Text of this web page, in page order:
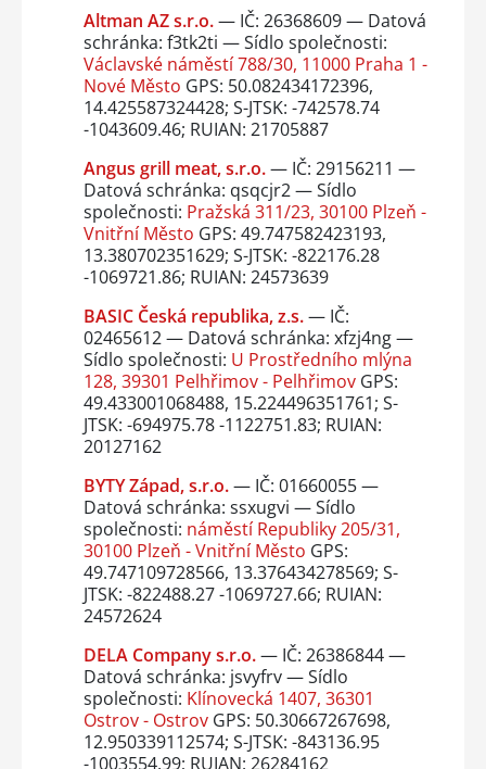
Altman AZ s.r.o.— IČ: 26368609 — Datová
schránka: f3tk2ti — Sídlo společnosti:
Václavské náměstí 788/30, 11000 Praha 1 -
Nové Město GPS: 50.082434172396,
14.425587324428; S-JTSK: -742578.74
-1043609.46; RUIAN: 21705887
Angus grill meat, s.r.o.— IČ: 29156211 —
Datová schránka: qsqcjr2 — Sídlo
společnosti: Pražská 311/23, 30100 Plzeň -
Vnitřní Město GPS: 49.747582423193,
13.380702351629; S-JTSK: -822176.28
-1069721.86; RUIAN: 24573639
BASIC Česká republika, z.s.— IČ:
02465612 — Datová schránka: xfzj4ng —
Sídlo společnosti: U Prostředního mlýna
128, 39301 Pelhřimov - PelhřimovGPS:
49.433001068488, 15.224496351761; S-
JTSK: -694975.78 -1122751.83; RUIAN:
20127162
BYTY Západ, s.r.o.— IČ: 01660055 —
Datová schránka: ssxugvi — Sídlo
společnosti: náměstí Republiky 205/31,
30100 Plzeň - Vnitřní Město GPS:
49.747109728566, 13.376434278569; S-
JTSK: -822488.27 -1069727.66; RUIAN:
24572624
DELA Company s.r.o.— IČ: 26386844 —
Datová schránka: jsvyfrv — Sídlo
společnosti: Klínovecká 1407, 36301
Ostrov - OstrovGPS: 50.30667267698,
12.950339112574; S-JTSK: -843136.95
-1003554.99; RUIAN: 26284162